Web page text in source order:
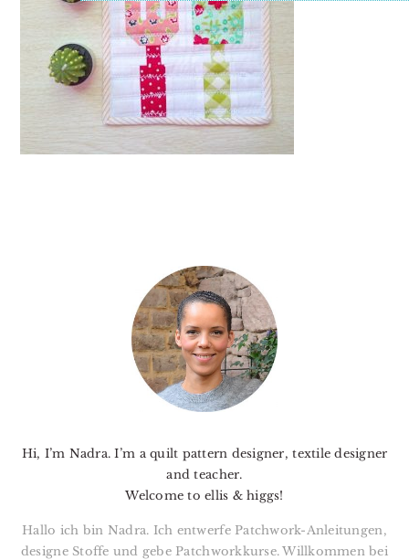
Hi, I’m Nadra. I’m a quilt pattern designer, textile designer
and teacher.
Welcome to ellis & higgs!
Hallo ich bin Nadra. Ich entwerfe Patchwork-Anleitungen,
designe Stoffe und gebe Patchworkkurse. Willkommen bei